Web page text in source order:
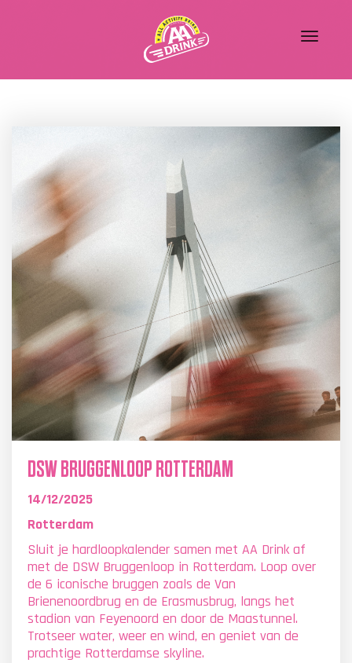
DSW BRUGGENLOOP ROTTERDAM
14/12/2025
Rotterdam
Sluit je hardloopkalender samen met AA Drink af
met de DSW Bruggenloop in Rotterdam. Loop over
de 6 iconische bruggen zoals de Van
Brienenoordbrug en de Erasmusbrug, langs het
stadion van Feyenoord en door de Maastunnel.
Trotseer water, weer en wind, en geniet van de
prachtige Rotterdamse skyline.